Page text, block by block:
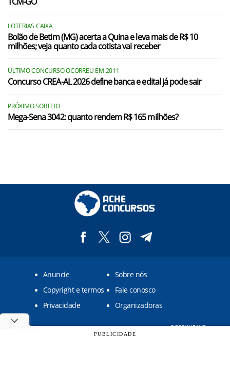
LOTERIAS CAIXA
Bolão de Betim (MG) acerta a Quina e leva mais de R$ 10
milhões; veja quanto cada cotista vai receber
ÚLTIMO CONCURSO OCORREU EM 2011
Concurso CREA-AL 2026 define banca e edital já pode sair
PRÓXIMO SORTEIO
Mega-Sena 3042: quanto rendem R$ 165 milhões?
Anuncie
Sobre nós
Copyright e termos
Fale conosco
Privacidade
Organizadoras
Ache Concursos © 2009 - 2026 - Um site do grupo
PUBLICIDADE